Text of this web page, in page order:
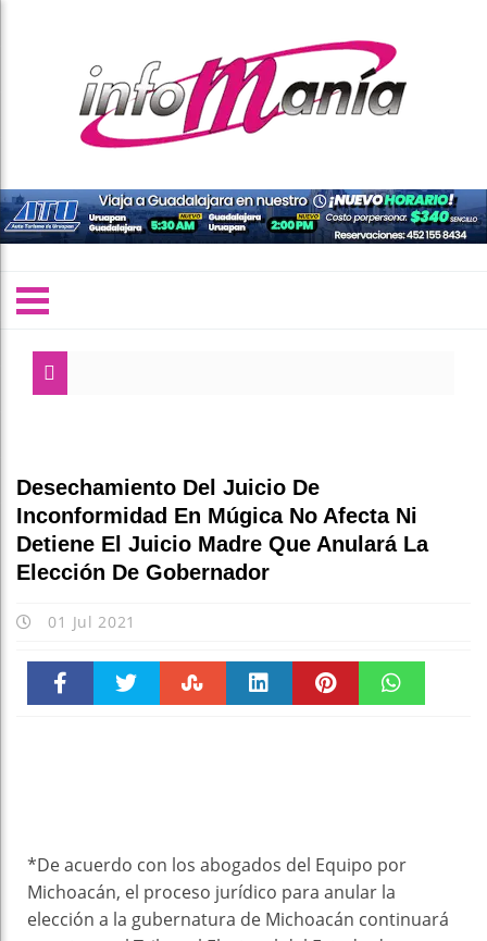
Desechamiento Del Juicio De
Inconformidad En Múgica No Afecta Ni
Detiene El Juicio Madre Que Anulará La
Elección De Gobernador
01 Jul 2021
*De acuerdo con los abogados del Equipo por
Michoacán, el proceso jurídico para anular la
elección a la gubernatura de Michoacán continuará